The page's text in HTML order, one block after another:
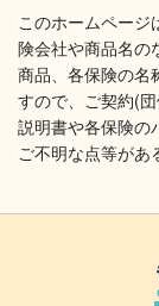
このホームペー
険会社や商品名の
商品、各保険の名
すので、ご契約(
説明書や各保険の
ご不明な点等があ